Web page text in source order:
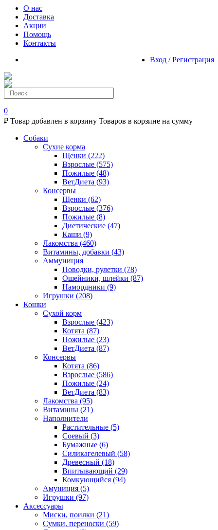
О нас
Доставка
Акции
Помощь
Контакты
Вход / Регистрация
0
₽ Товар добавлен в корзину Товаров в корзине на сумму
Собаки
Сухие корма
Щенки (222)
Взрослые (575)
Пожилые (48)
ВетДиета (93)
Консервы
Щенки (62)
Взрослые (376)
Пожилые (8)
Диетические (47)
Каши (9)
Лакомства (460)
Витамины, добавки (43)
Аммуниция
Поводки, рулетки (78)
Ошейники, шлейки (87)
Намордники (9)
Игрушки (208)
Кошки
Сухой корм
Взрослые (423)
Котята (87)
Пожилые (23)
ВетДиета (87)
Консервы
Котята (86)
Взрослые (586)
Пожилые (24)
ВетДиета (83)
Лакомства (95)
Витамины (21)
Наполнители
Растительные (5)
Соевый (3)
Бумажные (6)
Силикагелевый (58)
Древесный (18)
Впитывающий (29)
Комкующийся (94)
Амуниция (5)
Игрушки (97)
Аксессуары
Миски, поилки (21)
Сумки, переноски (59)